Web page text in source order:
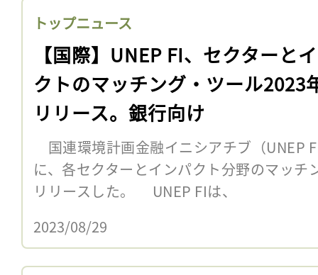
トップニュース
【国際】UNEP FI、セクターと
クトのマッチング・ツール2023
リリース。銀行向け
国連環境計画金融イニシアチブ（UNEP
に、各セクターとインパクト分野のマッチ
リリースした。 UNEP FIは、
2023/08/29